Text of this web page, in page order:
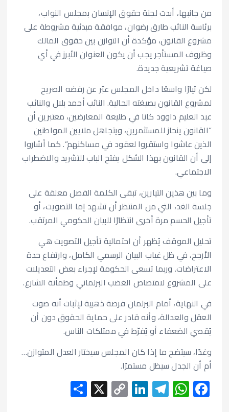
من جانبها، أبدت لجنة حقوق الإنسان بمجلس النواب،
برئاسة النائب طارق رضوان، موافقة مبدئية مشروطة على
مشروع القانون، مؤكدة أن التوازن بين حقوق المالك
وظروف المستأجر يجب أن يكون العنوان الأبرز في أي
صياغة تشريعية جديدة.
لكن تيارًا واسعًا داخل المجلس عبّر عن رفضه الصريح
لمشروع القانون بصيغته الحالية. النائب أحمد بلال والنائب
عبد العليم داوود كانا في طليعة المعارضين، معتبرين أن
“القانون ينحاز للمستثمرين، ويتجاهل ملايين المواطنين
الذين عاشوا واستقروا لعقود في مساكنهم”. كما أشاروا
إلى أن القانون بهذا الشكل يفتح الباب للتشريد والاضطراب
الاجتماعي.
وما بين هذين التيارين، تبقى الكلمة الفصل معلقة على
جلسة الغد، التي من المنتظر أن تشهد إما التصويت، أو
تأجيل الحسم مرة أخرى انتظارًا للبيان الحكومي المرتقب.
تحليل الموقف يُظهر أن احتمالية تأجيل التصويت هي
الأرجح، في ظل غياب البيان الرسمي الكامل، وارتفاع حدة
الاعتراضات. وربما تسعى الحكومة لإجراء بعض التعديلات
على المشروع لامتصاص الغضب البرلماني وطمأنة الشارع.
في النهاية، أمام البرلمان فرصة ذهبية لإثبات أنه صوت
العقل والعدالة، وأنه قادر على حماية الحقوق دون أن
يُقصي الضعفاء أو يُفرّط في ممتلكات الناس.
وغدًا، سيتضح ما إذا كان المجلس سيختار العدل المتوازن…
أم أن الجدل سيظل مستمرًا.
F
ac
W
h
T
el
Li
n
C
o
X